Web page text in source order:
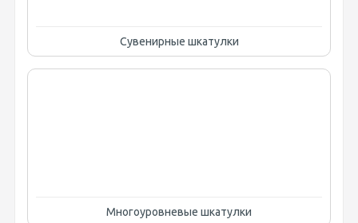
Сувенирные шкатулки
Многоуровневые шкатулки